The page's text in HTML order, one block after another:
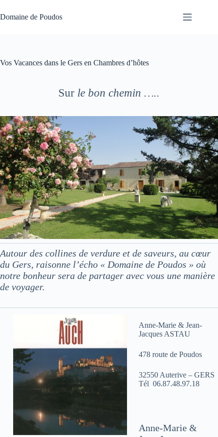
au
contenu
Domaine de Poudos
Vos Vacances dans le Gers en Chambres d’hôtes
Sur le bon chemin …..
Autour des collines de verdure et de saveurs, au cœur
du Gers, raisonne l’écho « Domaine de Poudos » où
notre bonheur sera de partager avec vous une manière
de voyager.
Anne-Marie & Jean-
Jacques ASTAU
478 route de Poudos
32550 Auterive – GERS
Tél 06.87.48.97.18
Anne-Marie &